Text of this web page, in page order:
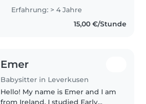
them. I am am Au-Pair in
Leverkusen and during my free
time I want to be a nanny.
Erfahrung: > 4 Jahre
15,00 €/Stunde
Emer
Babysitter in Leverkusen
Hello! My name is Emer and I am
from Ireland. I studied Early